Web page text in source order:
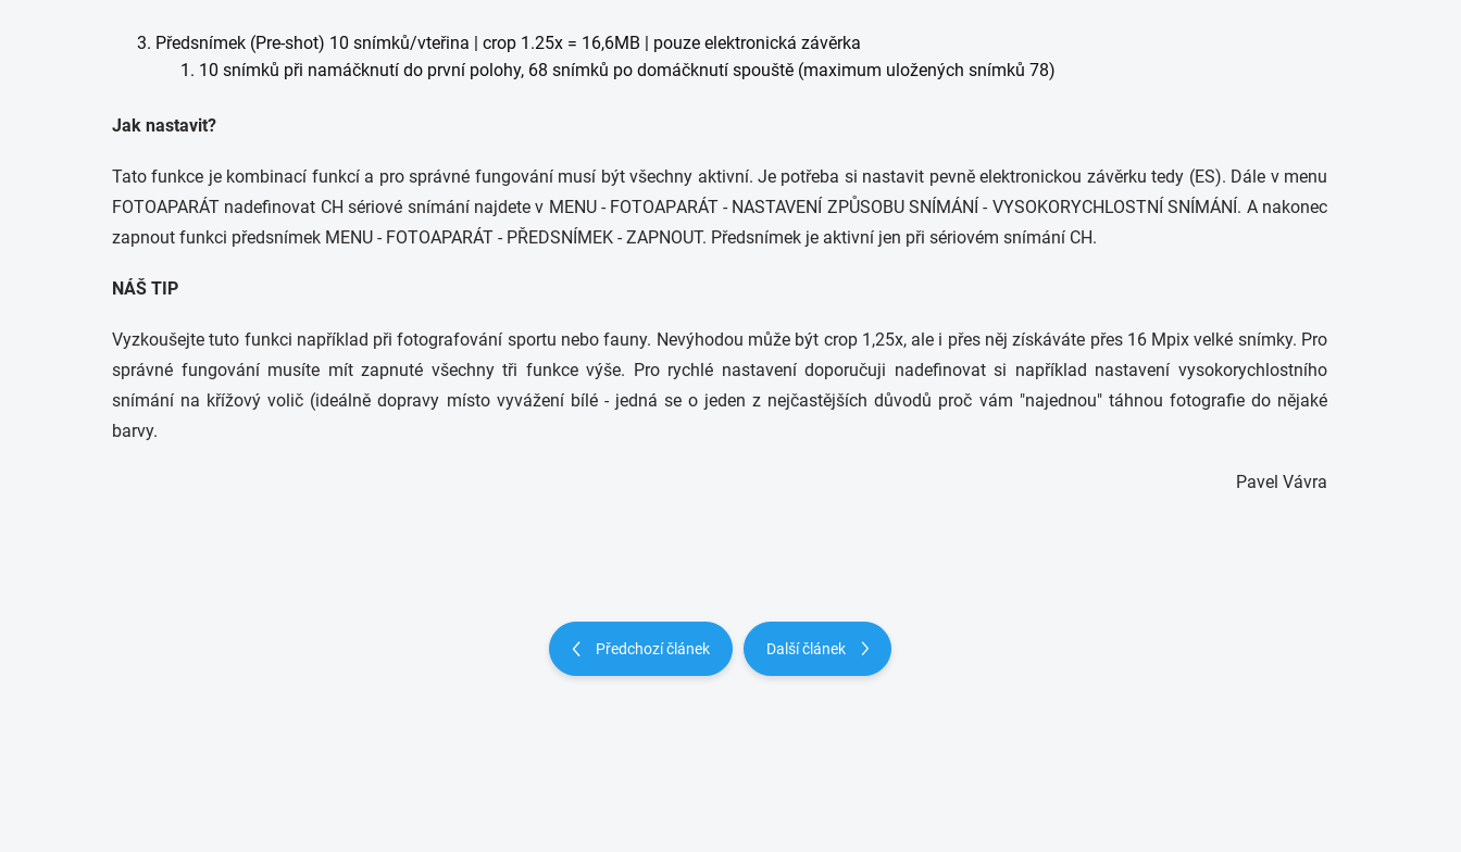
Předsnímek (Pre-shot) 10 snímků/vteřina | crop 1.25x = 16,6MB | pouze elektronická závěrka
10 snímků při namáčknutí do první polohy, 68 snímků po domáčknutí spouště (maximum uložených snímků 78)
Jak nastavit?
Tato funkce je kombinací funkcí a pro správné fungování musí být všechny aktivní. Je potřeba si nastavit pevně elektronickou závěrku tedy (ES). Dále v menu
FOTOAPARÁT nadefinovat CH sériové snímání najdete v MENU - FOTOAPARÁT - NASTAVENÍ ZPŮSOBU SNÍMÁNÍ - VYSOKORYCHLOSTNÍ SNÍMÁNÍ. A nakonec
zapnout funkci předsnímek MENU - FOTOAPARÁT - PŘEDSNÍMEK - ZAPNOUT. Předsnímek je aktivní jen při sériovém snímání CH.
NÁŠ TIP
Vyzkoušejte tuto funkci například při fotografování sportu nebo fauny. Nevýhodou může být crop 1,25x, ale i přes něj získáváte přes 16 Mpix velké snímky. Pro
správné fungování musíte mít zapnuté všechny tři funkce výše. Pro rychlé nastavení doporučuji nadefinovat si například nastavení vysokorychlostního
snímání na křížový volič (ideálně dopravy místo vyvážení bílé - jedná se o jeden z nejčastějších důvodů proč vám "najednou" táhnou fotografie do nějaké
barvy.
Pavel Vávra
Předchozí článek Další článek